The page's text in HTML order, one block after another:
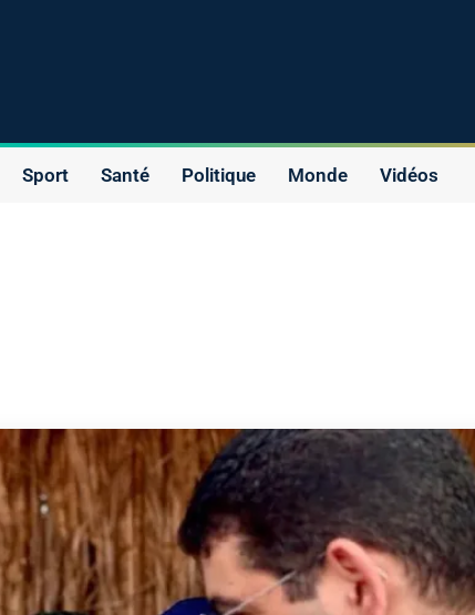
Sport Santé Politique Monde Vidéos